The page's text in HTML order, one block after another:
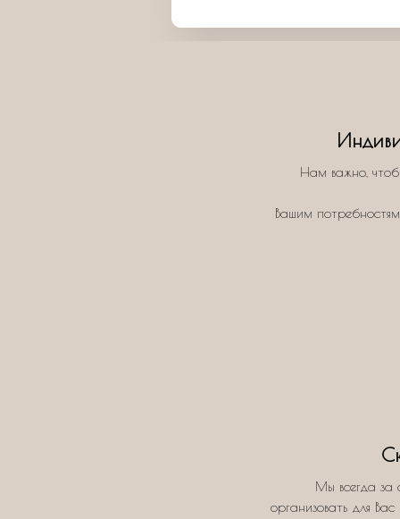
Нам важно,
Вашим
Мы всегда за
организовать для